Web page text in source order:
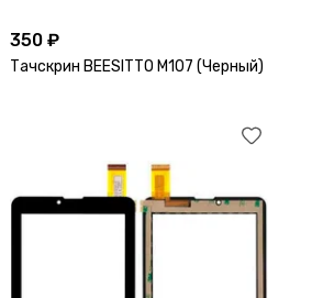
350 ₽
Тачскрин BEESITTO M107 (Черный)